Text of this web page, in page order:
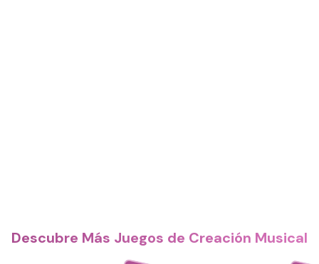
Descubre Más Juegos de Creación Musical